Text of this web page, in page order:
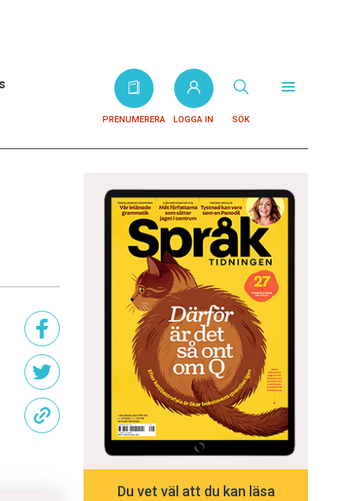
PRENUMERERA LOGGA IN SÖK
Du vet väl att du kan läsa